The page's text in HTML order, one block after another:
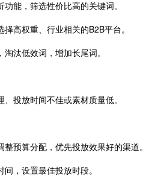
能，筛选性价比高的关键词。
高权重、行业相关的B2B平台。
汰低效词，增加长尾词。
投放时间不佳或素材质量低。
预算分配，优先投放效果好的渠道。
，设置最佳投放时段。